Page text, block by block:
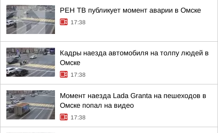
РЕН ТВ публикует момент аварии в Омске
17:38
Кадры наезда автомобиля на толпу людей в
Омске
17:38
Момент наезда Lada Granta на пешеходов в
Омске попал на видео
17:38